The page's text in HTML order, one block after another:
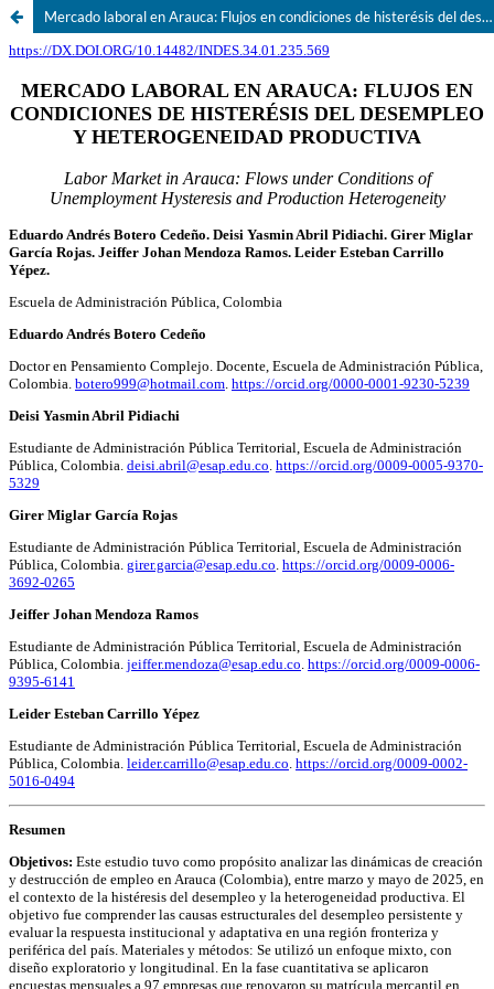
Mercado laboral en Arauca: Flujos en condiciones de histerésis del desempleo y heterogeneidad productiva